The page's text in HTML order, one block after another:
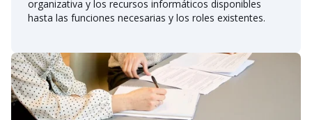
organizativa y los recursos informáticos disponibles
hasta las funciones necesarias y los roles existentes.